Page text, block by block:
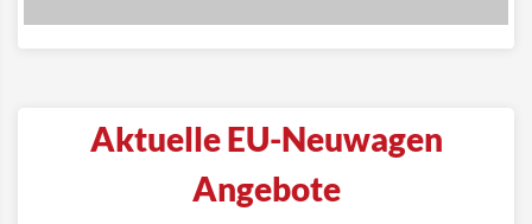
Aktuelle EU-Neuwagen
Angebote